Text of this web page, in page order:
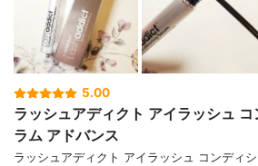
5.00
ラッシュアディクト アイラッシュ
ラム アドバンス
ラッシュアディクト アイラッシュ コンディ